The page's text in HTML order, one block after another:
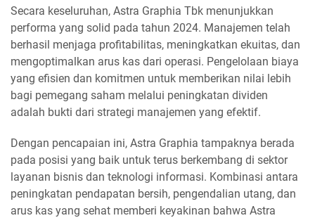
Secara keseluruhan, Astra Graphia Tbk menunjukkan
performa yang solid pada tahun 2024. Manajemen telah
berhasil menjaga profitabilitas, meningkatkan ekuitas, dan
mengoptimalkan arus kas dari operasi. Pengelolaan biaya
yang efisien dan komitmen untuk memberikan nilai lebih
bagi pemegang saham melalui peningkatan dividen
adalah bukti dari strategi manajemen yang efektif.
Dengan pencapaian ini, Astra Graphia tampaknya berada
pada posisi yang baik untuk terus berkembang di sektor
layanan bisnis dan teknologi informasi. Kombinasi antara
peningkatan pendapatan bersih, pengendalian utang, dan
arus kas yang sehat memberi keyakinan bahwa Astra